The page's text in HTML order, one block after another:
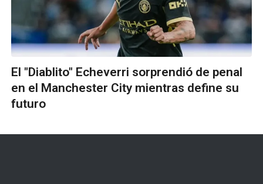
El "Diablito" Echeverri sorprendió de penal
en el Manchester City mientras define su
futuro